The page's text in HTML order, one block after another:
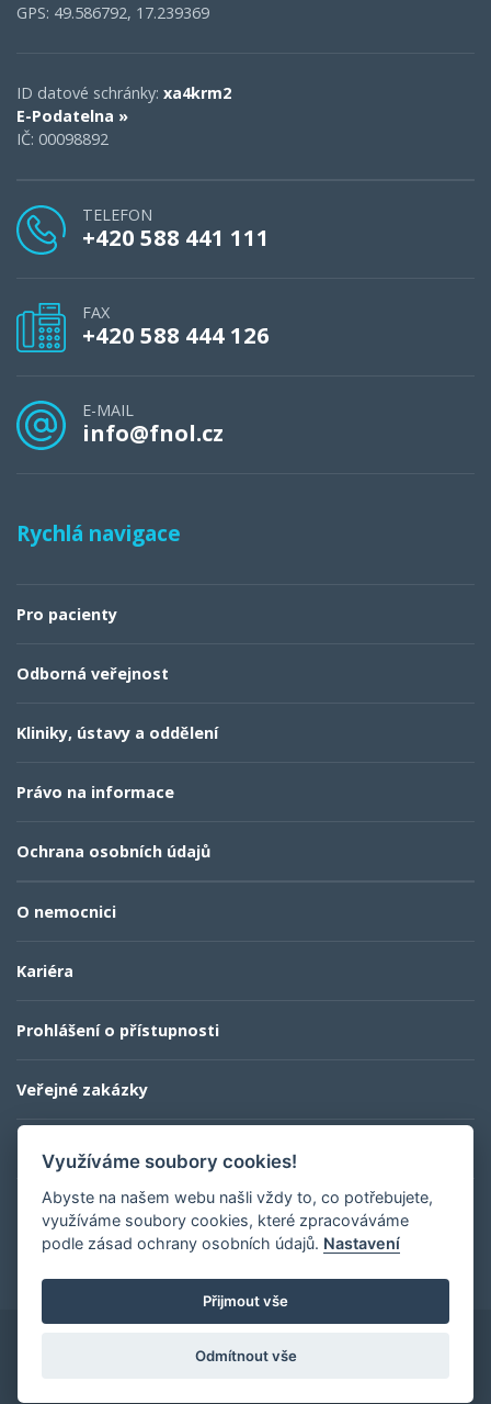
GPS: 49.586792, 17.239369
ID datové schránky: xa4krm2
E-Podatelna »
IČ: 00098892
TELEFON
+420 588 441 111
FAX
+420 588 444 126
E-MAIL
info@fnol.cz
Rychlá navigace
Pro pacienty
Odborná veřejnost
Kliniky, ústavy a oddělení
Právo na informace
Ochrana osobních údajů
O nemocnici
Kariéra
Prohlášení o přístupnosti
Veřejné zakázky
Kontaktní informace
profesionalita a lidský přístup
self crafted byesmediacomposer app
Využíváme soubory cookies!
Abyste na našem webu našli vždy to, co potřebujete,
využíváme soubory cookies, které zpracováváme
podle zásad ochrany osobních údajů. Nastavení
Přijmout vše
Odmítnout vše